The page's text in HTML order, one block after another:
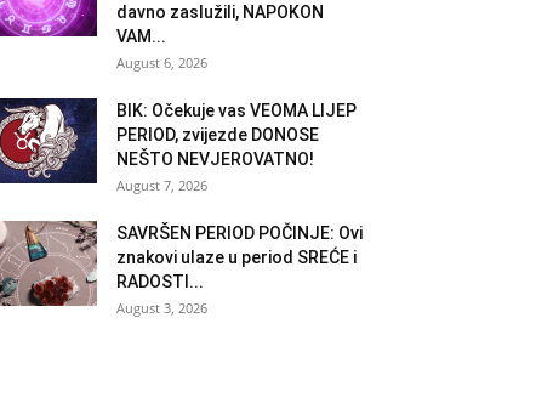
davno zaslužili, NAPOKON
VAM...
August 6, 2026
BIK: Očekuje vas VEOMA LIJEP
PERIOD, zvijezde DONOSE
NEŠTO NEVJEROVATNO!
August 7, 2026
SAVRŠEN PERIOD POČINJE: Ovi
znakovi ulaze u period SREĆE i
RADOSTI...
August 3, 2026